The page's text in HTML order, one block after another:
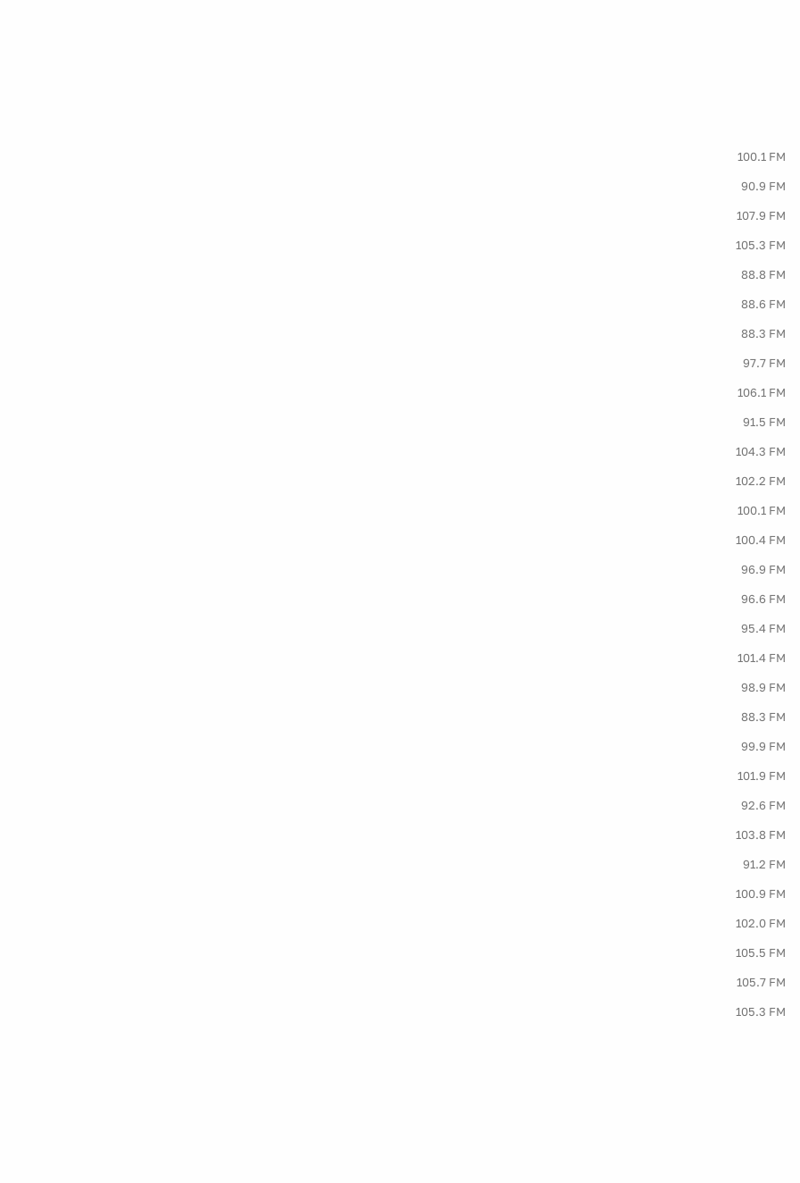
100.1 FM
90.9 FM
107.9 FM
105.3 FM
88.8 FM
88.6 FM
88.3 FM
97.7 FM
106.1 FM
91.5 FM
104.3 FM
102.2 FM
100.1 FM
100.4 FM
96.9 FM
96.6 FM
95.4 FM
101.4 FM
98.9 FM
88.3 FM
99.9 FM
101.9 FM
92.6 FM
103.8 FM
91.2 FM
100.9 FM
102.0 FM
105.5 FM
105.7 FM
105.3 FM